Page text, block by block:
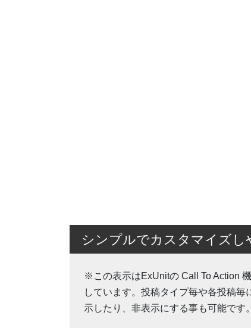
シンプルでカスタマイズし
※この表示はExUnitの Call To Action
しています。投稿タイプ毎や各投稿毎
示したり、非表示にする事も可能です。